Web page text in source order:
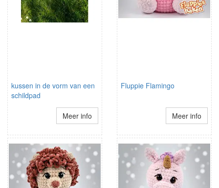
kussen in de vorm van een
schildpad
Meer info
Fluppie Flamingo
Meer info